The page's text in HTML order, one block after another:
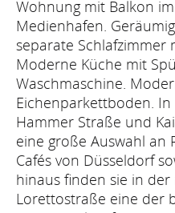
Wohnung mit Balkon
Medienhafen.
separate Schlafzimmer
Moderne Küche mit
Waschmaschine.
Eichenparkettboden.
Hammer Straße und
eine große Auswahl an
Cafés von Düsseldorf
hinaus finden sie in der
Lorettostraße eine der